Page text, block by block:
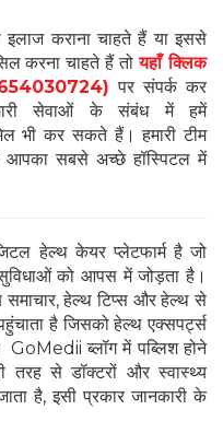
कराना चाहते हैं या इससे
करना चाहते हैं तोयहाँ क्लिक
पर संपर्क कर
सेवाओं के संबंध में हमें
कर सकते हैं। हमारी टीम
सबसे अच्छे हॉस्पिटल में
हेल्थ केयर प्लेटफार्म है जो
को आपस में जोड़ता है।
हेल्थ टिप्स और हेल्थ से
है जिसको हेल्थ एक्सपर्ट्स
GoMedii ब्लॉग में पब्लिश होने
तरह से डॉक्टरों और स्वास्थ्य
है, इसी प्रकार जानकारी के